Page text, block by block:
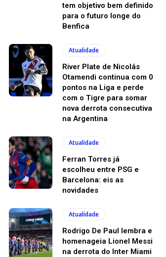
tem objetivo bem definido
para o futuro longe do
Benfica
Atualidade
River Plate de Nicolás
Otamendi continua com 0
pontos na Liga e perde
com o Tigre para somar
nova derrota consecutiva
na Argentina
Atualidade
Ferran Torres já
escolheu entre PSG e
Barcelona: eis as
novidades
Atualidade
Rodrigo De Paul lembra e
homenageia Lionel Messi
na derrota do Inter Miami